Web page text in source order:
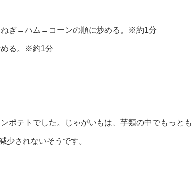
ぎ→ハム→コーンの順に炒める。※約1分
める。※約1分
ポテトでした。じゃがいもは、芋類の中でもっとも
少されないそうです。